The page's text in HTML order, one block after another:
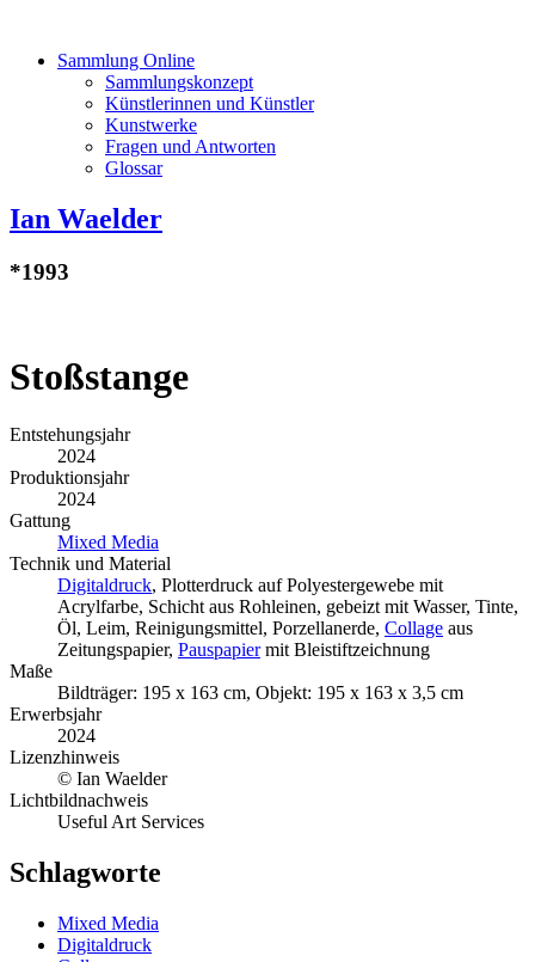
Sammlung Online
Sammlungskonzept
Künstlerinnen und Künstler
Kunstwerke
Fragen und Antworten
Glossar
Ian Waelder
*1993
Stoßstange
Entstehungsjahr
2024
Produktionsjahr
2024
Gattung
Mixed Media
Technik und Material
Digitaldruck, Plotterdruck auf Polyestergewebe mit
Acrylfarbe, Schicht aus Rohleinen, gebeizt mit Wasser, Tinte,
Öl, Leim, Reinigungsmittel, Porzellanerde, Collage aus
Zeitungspapier, Pauspapiermit Bleistiftzeichnung
Maße
Bildträger: 195 x 163 cm, Objekt: 195 x 163 x 3,5 cm
Erwerbsjahr
2024
Lizenzhinweis
© Ian Waelder
Lichtbildnachweis
Useful Art Services
Schlagworte
Mixed Media
Digitaldruck